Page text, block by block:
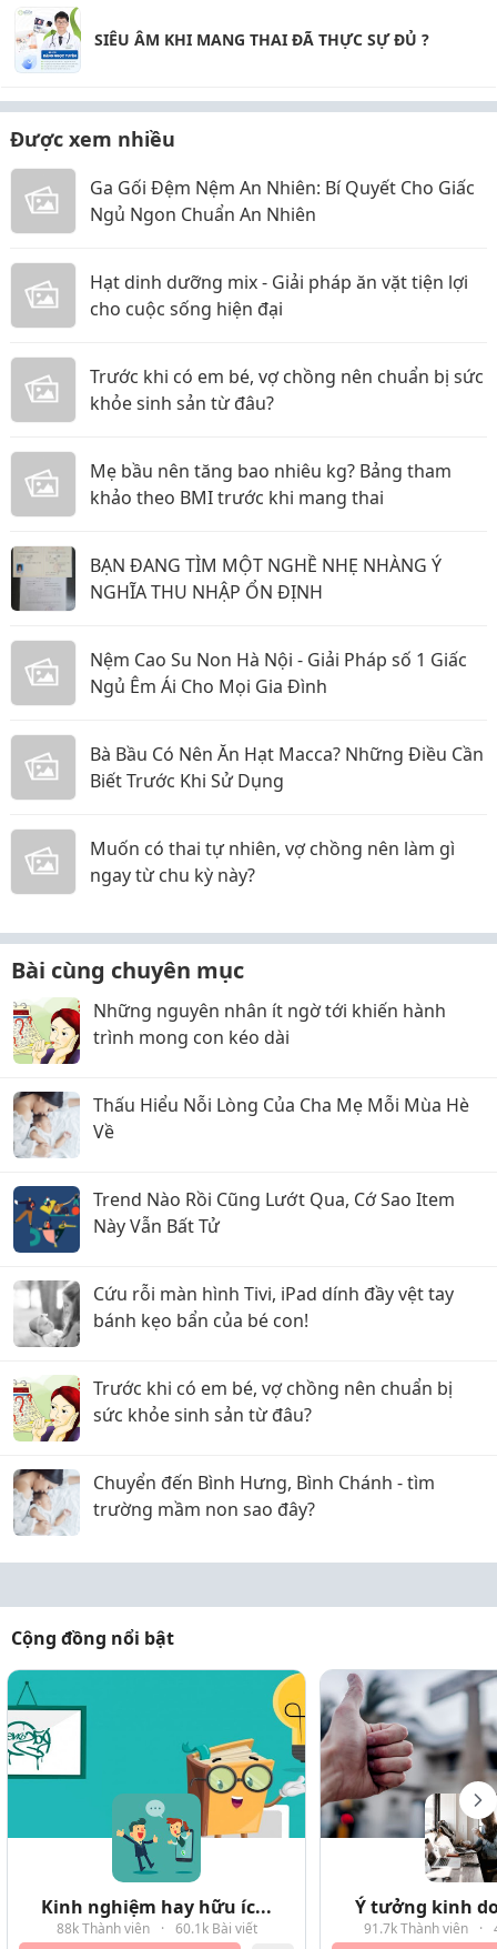
SIÊU ÂM KHI MANG THAI ĐÃ THỰC SỰ ĐỦ ?
Được xem nhiều
Ga Gối Đệm Nệm An Nhiên: Bí Quyết Cho Giấc
Ngủ Ngon Chuẩn An Nhiên
Hạt dinh dưỡng mix - Giải pháp ăn vặt tiện lợi
cho cuộc sống hiện đại
Trước khi có em bé, vợ chồng nên chuẩn bị sức
khỏe sinh sản từ đâu?
Mẹ bầu nên tăng bao nhiêu kg? Bảng tham
khảo theo BMI trước khi mang thai
BẠN ĐANG TÌM MỘT NGHỀ NHẸ NHÀNG Ý
NGHĨA THU NHẬP ỔN ĐỊNH
Nệm Cao Su Non Hà Nội - Giải Pháp số 1 Giấc
Ngủ Êm Ái Cho Mọi Gia Đình
Bà Bầu Có Nên Ăn Hạt Macca? Những Điều Cần
Biết Trước Khi Sử Dụng
Muốn có thai tự nhiên, vợ chồng nên làm gì
ngay từ chu kỳ này?
Bài cùng chuyên mục
Những nguyên nhân ít ngờ tới khiến hành
trình mong con kéo dài
Thấu Hiểu Nỗi Lòng Của Cha Mẹ Mỗi Mùa Hè
Về
Trend Nào Rồi Cũng Lướt Qua, Cớ Sao Item
Này Vẫn Bất Tử
Cứu rỗi màn hình Tivi, iPad dính đầy vệt tay
bánh kẹo bẩn của bé con!
Trước khi có em bé, vợ chồng nên chuẩn bị
sức khỏe sinh sản từ đâu?
Chuyển đến Bình Hưng, Bình Chánh - tìm
trường mầm non sao đây?
Cộng đồng nổi bật
Kinh nghiệm hay hữu íc...
88k Thành viên · 60.1k Bài viết
Ý tưởng kinh
91.7k Thành viên ·